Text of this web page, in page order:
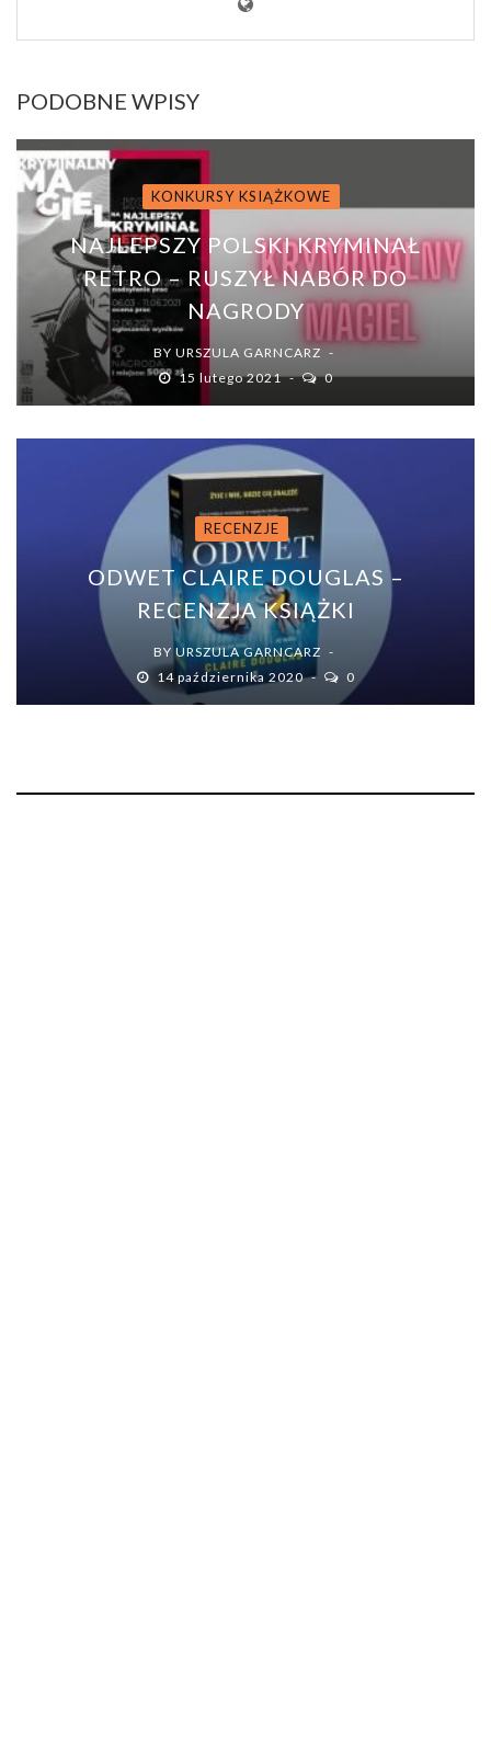
PODOBNE WPISY
KONKURSY KSIĄŻKOWE
NAJLEPSZY POLSKI KRYMINAŁ
RETRO – RUSZYŁ NABÓR DO
NAGRODY
BY URSZULA GARNCARZ
15 lutego 2021
0
RECENZJE
ODWET CLAIRE DOUGLAS –
RECENZJA KSIĄŻKI
BY URSZULA GARNCARZ
14 października 2020
0